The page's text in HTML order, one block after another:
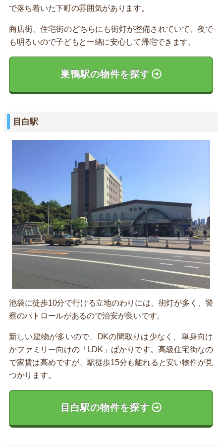
で落ち着いた下町の雰囲気があります。
商店街、住宅街のどちらにも街灯が整備されていて、夜で
も明るいので子どもと一緒に安心して帰宅できます。
巣鴨駅の物件を探す
目白駅
池袋に徒歩10分で行ける立地のわりには、街灯が多く、警
察のパトロールがあるので治安が良いです。
新しい建物が多いので、DKの間取りは少なく、単身向け
かファミリー向けの「LDK」ばかりです。高級住宅街なの
で家賃は高めですが、駅徒歩15分も離れると安い物件が見
つかります。
目白駅の物件を探す